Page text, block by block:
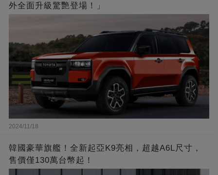
外全面升級驚艷登場！」
2024/11/18
韓國豪華旗艦！全新起亞K9亮相，超越A6L尺寸，
售價僅130萬台幣起！